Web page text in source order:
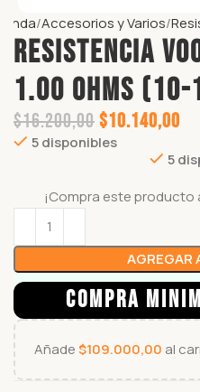
Accesorios y Varios
Resistencia
1.00 Ohms (10-
$16.200,00$10.140,00
5 disponibles
5
¡Compra este producto
AGREGAR
COMPRA
Añade$109.000,00 al